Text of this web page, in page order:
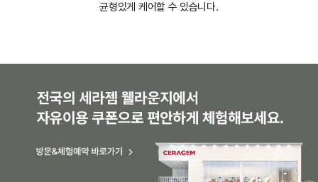
균형있게 케어할 수 있습니다.